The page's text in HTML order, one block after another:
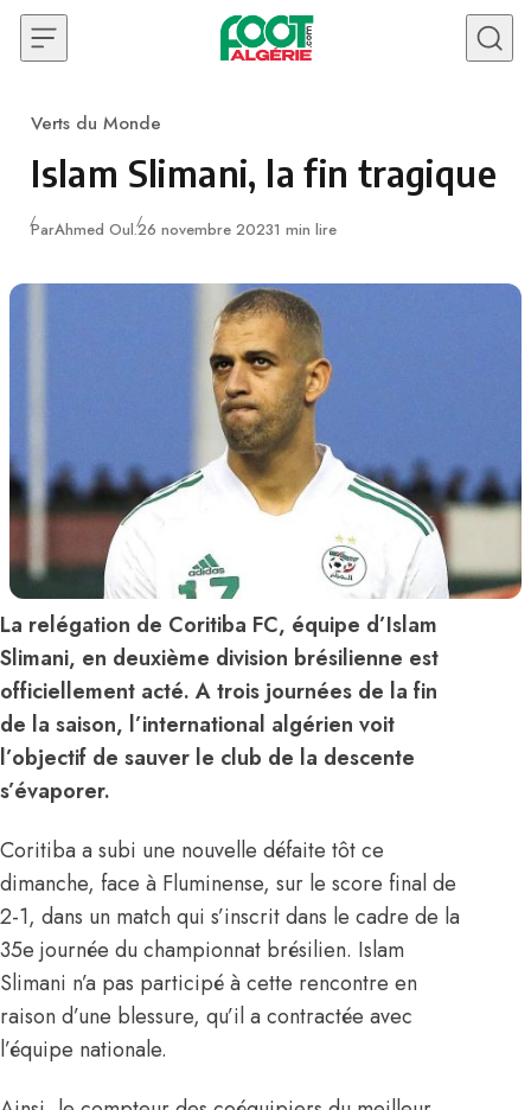
Skip to content
Category
Verts du Monde
Islam Slimani, la fin tragique
ParAhmed Oul.Publié
26 novembre 20231 min lire
La relégation de Coritiba FC, équipe d’Islam
Slimani, en deuxième division brésilienne est
officiellement acté. A trois journées de la fin
de la saison, l’international algérien voit
l’objectif de sauver le club de la descente
s’évaporer.
Coritiba a subi une nouvelle défaite tôt ce
dimanche, face à Fluminense, sur le score final de
2-1, dans un match qui s’inscrit dans le cadre de la
35e journée du championnat brésilien. Islam
Slimani n’a pas participé à cette rencontre en
raison d’une blessure, qu’il a contractée avec
l’équipe nationale.